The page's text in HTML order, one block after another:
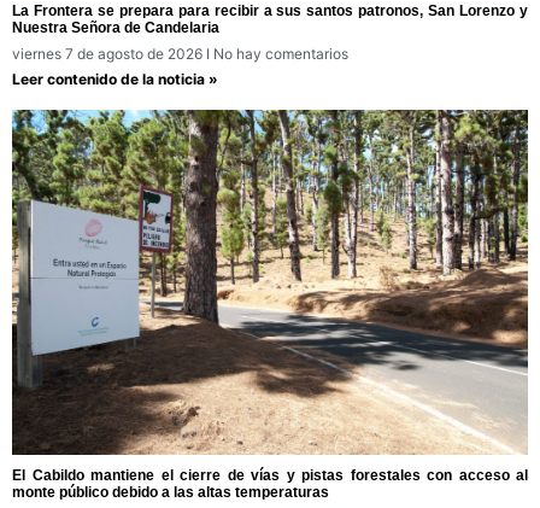
La Frontera se prepara para recibir a sus santos patronos, San Lorenzo y
Nuestra Señora de Candelaria
viernes 7 de agosto de 2026
No hay comentarios
Leer contenido de la noticia »
El Cabildo mantiene el cierre de vías y pistas forestales con acceso al
monte público debido a las altas temperaturas